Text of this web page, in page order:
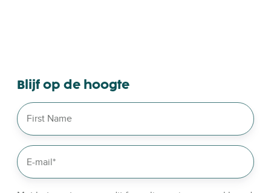
r
i
n
e
Blijf op de hoogte